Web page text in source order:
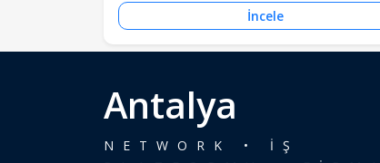
İncele
Antalya
NETWORK • İŞ